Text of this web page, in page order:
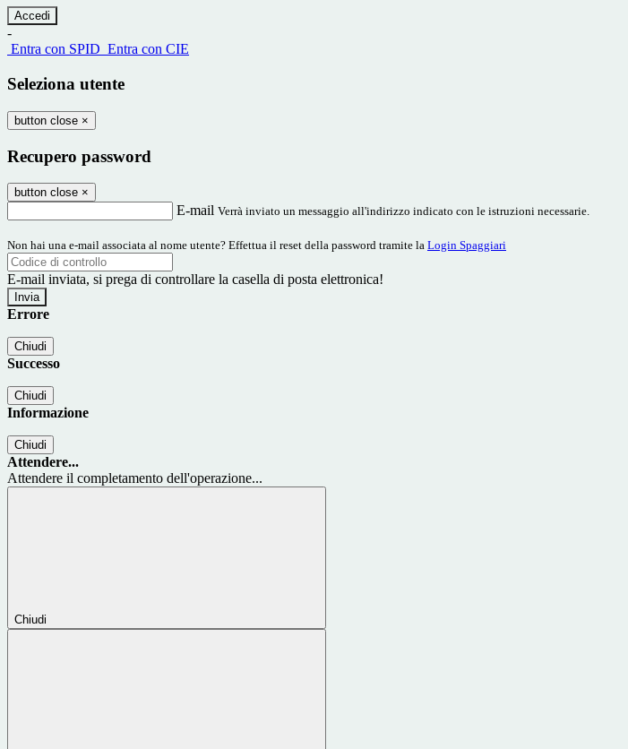
-
Entra con SPID Entra con CIE
Seleziona utente
button close ×
Recupero password
button close ×
E-mail Verrà inviato un messaggio all'indirizzo indicato con le istruzioni necessarie.
Non hai una e-mail associata al nome utente? Effettua il reset della password tramite la Login Spaggiari
E-mail inviata, si prega di controllare la casella di posta elettronica!
Errore
Chiudi
Successo
Chiudi
Informazione
Chiudi
Attendere...
Attendere il completamento dell'operazione...
Chiudi